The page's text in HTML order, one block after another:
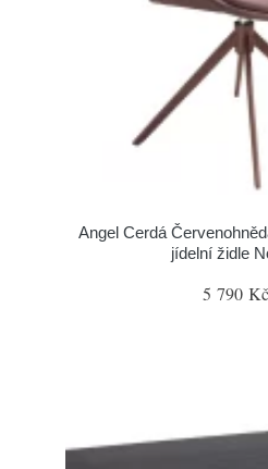
Angel Cerdá
jídelní židle
5 790 Kč